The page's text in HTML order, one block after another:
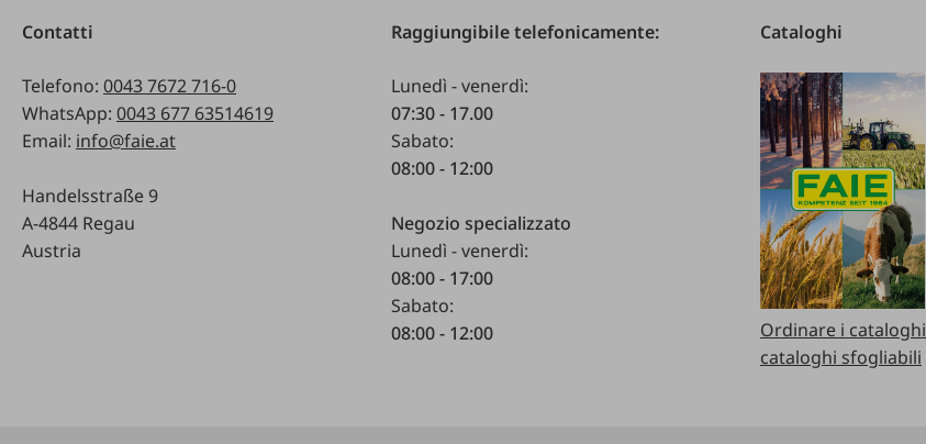
Contatti
Telefono: 0043 7672 716-0
WhatsApp: 0043 677 63514619
Email: info@faie.at
Handelsstraße 9
A-4844 Regau
Austria
Raggiungibile telefonicamente:
Lunedì - venerdì:
07:30 - 17.00
Sabato:
08:00 - 12:00
Negozio specializzato
Lunedì - venerdì:
08:00 - 17:00
Sabato:
08:00 - 12:00
Cataloghi
Ordinare i cataloghi
cataloghi sfogliabili